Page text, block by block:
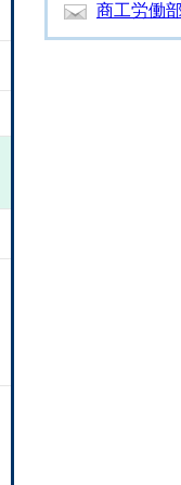
商工労働